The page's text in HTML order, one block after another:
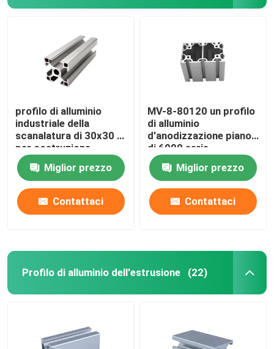
profilo di alluminio
industriale della
scanalatura di 30x30 T
per costruzione
Miglior prezzo
Contattaci
MV-8-80120 un profilo
di alluminio
d'anodizzazione piano
di 6000 serie
Miglior prezzo
Contattaci
Profilo di alluminio dell'estrusione (22)